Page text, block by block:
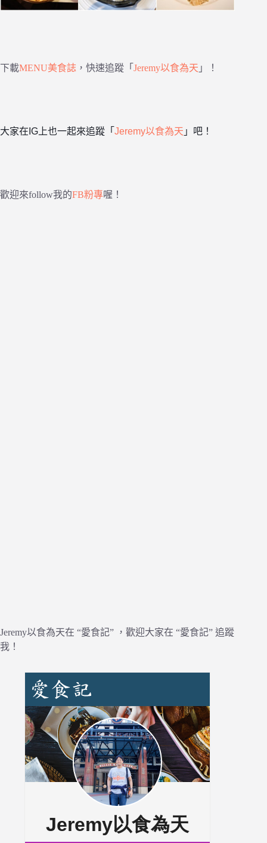
下載MENU美食誌 ，快速追蹤「 Jeremy以食為天 」！
大家在IG上也一起來追蹤「 Jeremy以食為天 」吧！
歡迎來follow我的FB粉專喔！
Jeremy以食為天在 “愛食記” ，歡迎大家在 “愛食記” 追蹤
我！